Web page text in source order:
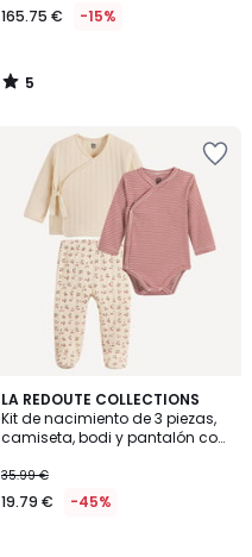
165.75 € -15%
5
/
LA REDOUTE COLLECTIONS
Kit de nacimiento de 3 piezas,
camiseta, bodi y pantalón con
35.99 €
19.79 € -45%
2
/
5